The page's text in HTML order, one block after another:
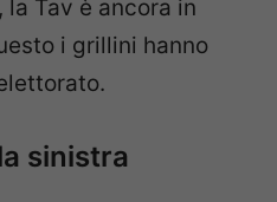
Tav è ancora in
i grillini hanno
sinistra